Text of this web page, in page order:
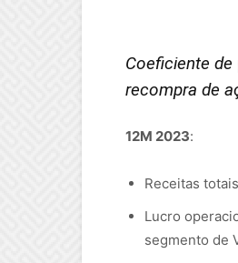
Coeficiente de
recompra de
12M 2023:
Receitas
Lucro
segmento de